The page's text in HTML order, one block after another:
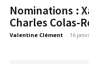
Nominations :
Charles Colas-
Valentine Clément - 16